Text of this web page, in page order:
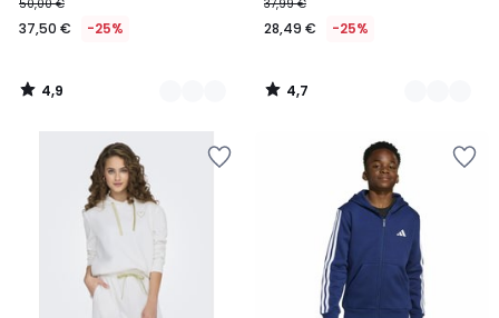
€
Invece
50,00
€
applicato.
50,00 €
37,50 € -25%
4,9
/
37,99 €
28,49 € -25%
4,7
/